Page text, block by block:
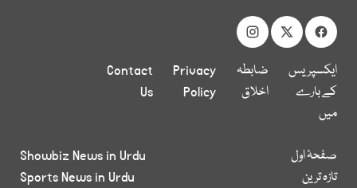
ایکسپریس
کے بارے
میں
ضابطہ
اخلاق
Privacy
Policy
Contact
Us
صفحۂ اول
تازہ ترین
Showbiz News in Urdu
Sports News in Urdu